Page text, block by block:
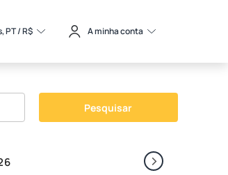
PT / R$ A minha conta
Pesquisar
›